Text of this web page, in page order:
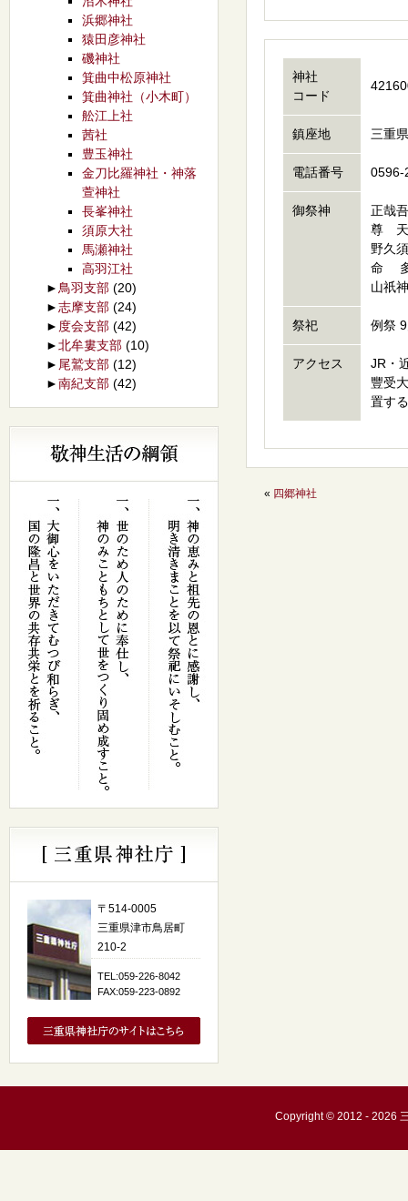
神社
コード
鎮座地 三重
電話番号 0596-
御祭神
正哉
尊 天
野久
命 多
山祇
祭祀 例祭
アクセス
JR・
豐受
置す
« 四郷神社
浜郷神社
猿田彦神社
磯神社
箕曲中松原神社
箕曲神社（小木町）
舩江上社
茜社
豊玉神社
金刀比羅神社・神落
萱神社
長峯神社
須原大社
馬瀬神社
高羽江社
► 鳥羽支部 (20)
►志摩支部 (24)
► 度会支部 (42)
►北牟婁支部 (10)
► 尾鷲支部 (12)
►南紀支部 (42)
〒514-0005
三重県津市鳥居町
210-2
TEL:059-226-8042
FAX:059-223-0892
Copyright © 2012 - 2026